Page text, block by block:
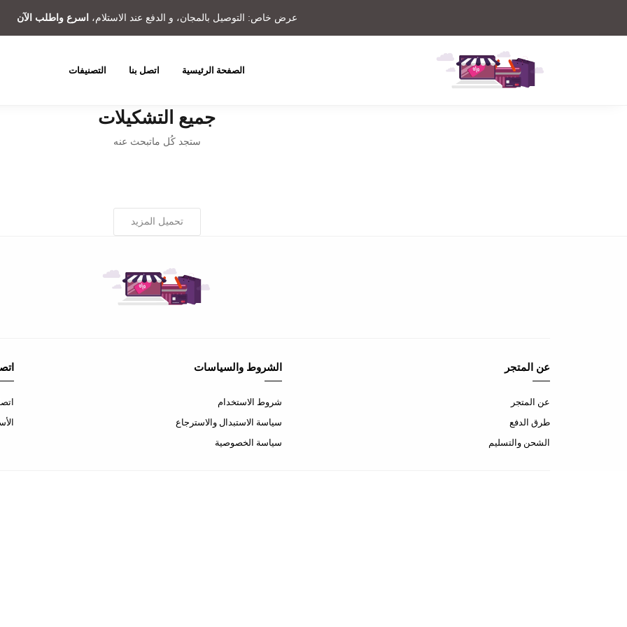
عرض خاص: التوصيل بالمجان، و الدفع عند الاستلام، اسرع واطلب الآن
الصفحة الرئيسية اتصل بنا التصنيفات
جميع التشكيلات
ستجد كُل ماتبحث عنه
تحميل المزيد
عن المتجر
عن المتجر
طرق الدفع
الشحن والتسليم
الشروط والسياسات
شروط الاستخدام
سياسة الاستبدال والاسترجاع
سياسة الخصوصية